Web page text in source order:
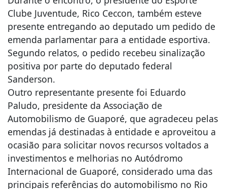
Clube Juventude, Rico Ceccon, também esteve
presente entregando ao deputado um pedido de
emenda parlamentar para a entidade esportiva.
Segundo relatos, o pedido recebeu sinalização
positiva por parte do deputado federal
Sanderson.
Outro representante presente foi Eduardo
Paludo, presidente da Associação de
Automobilismo de Guaporé, que agradeceu pelas
emendas já destinadas à entidade e aproveitou a
ocasião para solicitar novos recursos voltados a
investimentos e melhorias no Autódromo
Internacional de Guaporé, considerado uma das
principais referências do automobilismo no Rio